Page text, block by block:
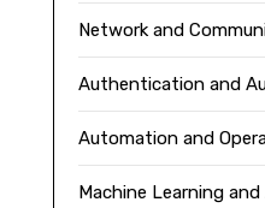
Network and
Authentication and
Automation and
Machine Learning